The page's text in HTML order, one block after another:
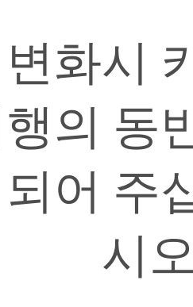
화시
의 동
어 주
시